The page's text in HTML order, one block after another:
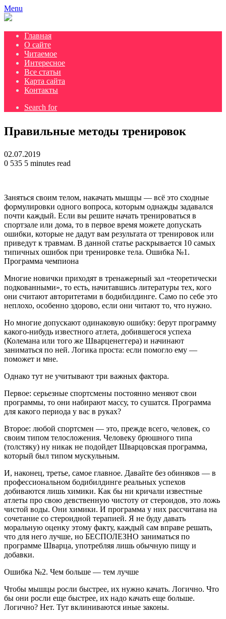
Menu
Главная
О сайте
Читаемое
Интересное
Все статьи
Карта сайта
Контакты
Search for
Правильные методы тренировок
02.07.2019
0 535 5 minutes read
Заняться своим телом, накачать мышцы — всё это сходные
формулировки одного вопроса, которым однажды задавался
почти каждый. Если вы решите начать тренироваться в
спортзале или дома, то в первое время можете допускать
ошибки, которые не дадут вам результата от тренировок или
приведут к травмам. В данной статье раскрывается 10 самых
типичных ошибок при тренировке тела. Ошибка №1.
Программа чемпиона
Многие новички приходят в тренажерный зал «теоретически
подкованными», то есть, начитавшись литературы тех, кого
они считают авторитетами в бодибилдинге. Само по себе это
неплохо, особенно здорово, если они читают то, что нужно.
Но многие допускают одинаковую ошибку: берут программу
какого-нибудь известного атлета, добившегося успеха
(Колемана или того же Шварценеггера) и начинают
заниматься по ней. Логика проста: если помогло ему —
поможет и мне.
Однако тут не учитывают три важных фактора.
Первое: серьезные спортсмены постоянно меняют свои
программы, то они набирают массу, то сушатся. Программа
для какого периода у вас в руках?
Второе: любой спортсмен — это, прежде всего, человек, со
своим типом телосложения. Человеку брюшного типа
(толстяку) ну никак не подойдет Шварцовская программа,
который был типом мускульным.
И, наконец, третье, самое главное. Давайте без обиняков — в
профессиональном бодибилдинге реальных успехов
добиваются лишь химики. Как бы ни кричали известные
атлеты про свою девственную чистоту от стероидов, это ложь
чистой воды. Они химики. И программа у них рассчитана на
сочетание со стероидной терапией. Я не буду давать
моральную оценку этому факту, каждый сам вправе решать,
что для него лучше, но БЕСПОЛЕЗНО заниматься по
программе Шварца, употребляя лишь обычную пищу и
добавки.
Ошибка №2. Чем больше — тем лучше
Чтобы мышцы росли быстрее, их нужно качать. Логично. Что
бы они росли еще быстрее, их надо качать еще больше.
Логично? Нет. Тут вклиниваются иные законы.